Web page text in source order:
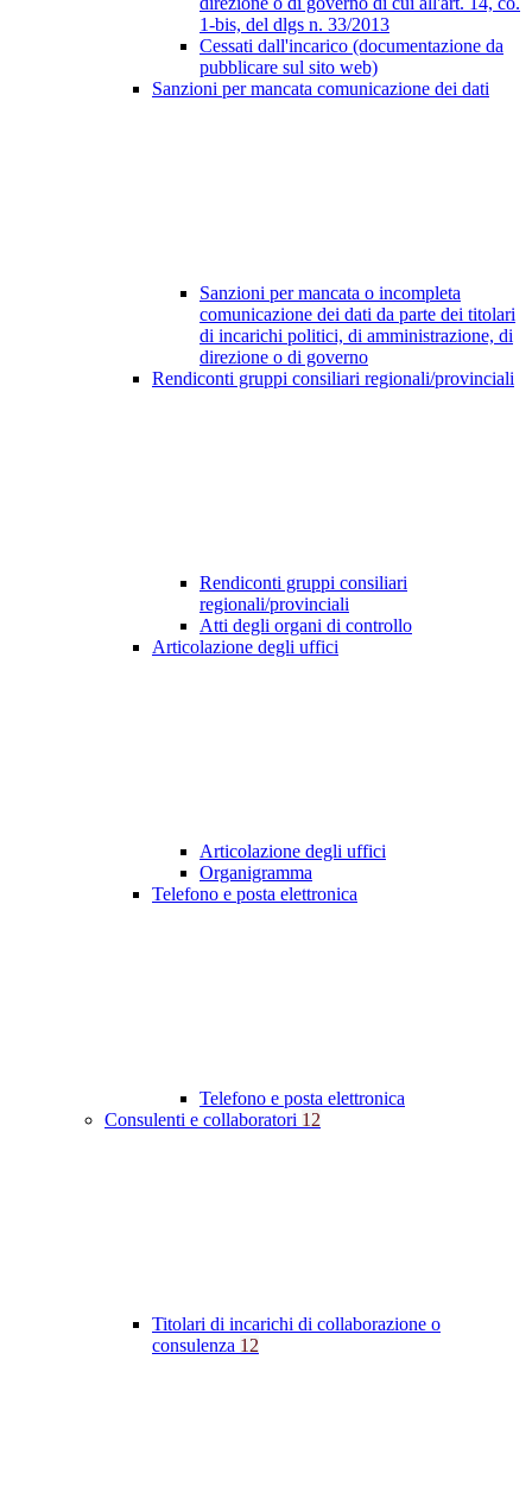
1-bis, del dlgs n. 33/2013
Cessati dall'incarico (documentazione da
pubblicare sul sito web)
Sanzioni per mancata comunicazione dei dati
Sanzioni per mancata o incompleta
comunicazione dei dati da parte dei titolari
di incarichi politici, di amministrazione, di
direzione o di governo
Rendiconti gruppi consiliari regionali/provinciali
Rendiconti gruppi consiliari
regionali/provinciali
Atti degli organi di controllo
Articolazione degli uffici
Articolazione degli uffici
Organigramma
Telefono e posta elettronica
Telefono e posta elettronica
Consulenti e collaboratori 12
Titolari di incarichi di collaborazione o
consulenza 12